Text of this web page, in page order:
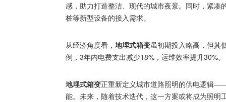
感，助力打造整洁、现代的城市夜景。同时，紧
桩等新型设备的接入需求。
从经济角度看， 地埋式箱变虽初期投入略高，但其
例，3年内电费支出减少18%，运维效率提升30%。
地埋式箱变正重新定义城市道路照明的供电逻辑
能。未来，随着技术迭代，这一方案或将成为照明